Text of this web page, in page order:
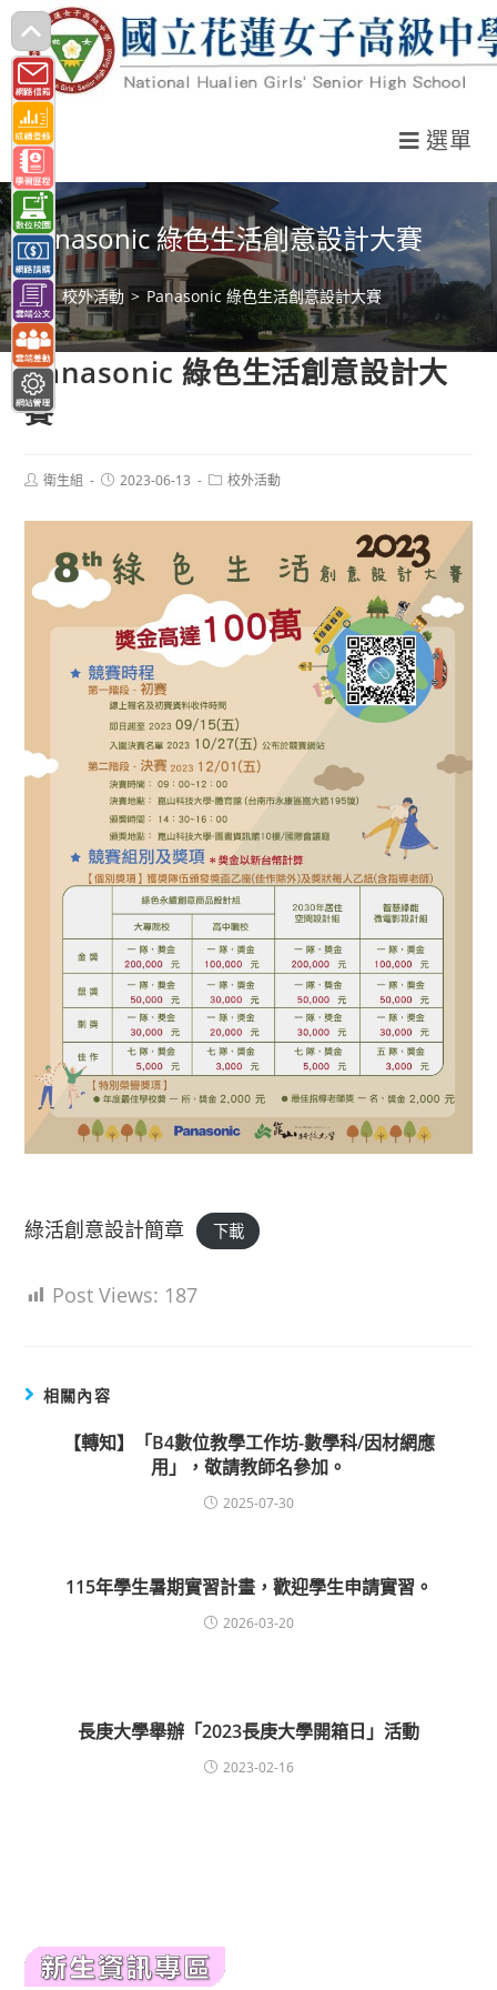
跳
轉
至
主
要
內
容
選單
Panasonic 綠色生活創意設計大賽
> 校外活動 > Panasonic 綠色生活創意設計大賽
Panasonic 綠色生活創意設計大
賽
Post衛生組
Post2023-06-13
Post校外活動
綠活創意設計簡章 下載
Post Views: 187
相關內容
【轉知】「B4數位教學工作坊-數學科/因材網應
用」，敬請教師名參加。
2025-07-30
115年學生暑期實習計畫，歡迎學生申請實習。
2026-03-20
長庚大學舉辦「2023長庚大學開箱日」活動
2023-02-16